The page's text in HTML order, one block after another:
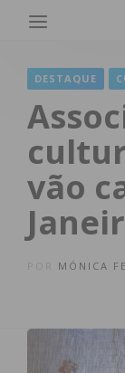
DESTAQUE
vão
MÓNICA